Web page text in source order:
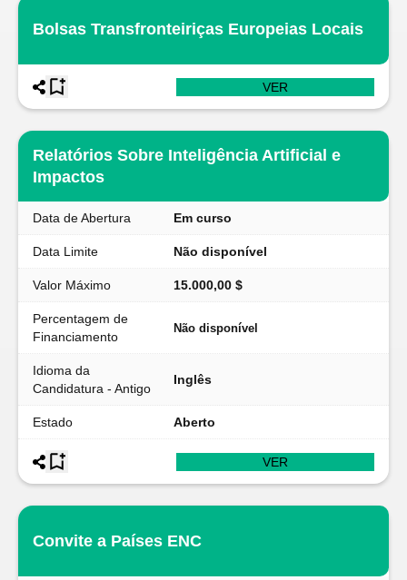
Bolsas Transfronteiriças Europeias Locais
VER
Relatórios Sobre Inteligência Artificial e
Impactos
Data de Abertura Em curso
Data Limite Não disponível
Valor Máximo 15.000,00 $
Percentagem de
Financiamento
Não disponível
Idioma da
Candidatura - Antigo
Inglês
Estado Aberto
VER
Convite a Países ENC